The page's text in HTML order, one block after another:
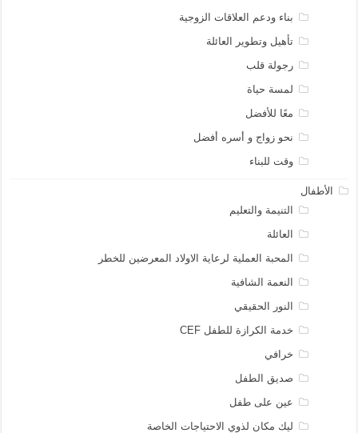
بناء ودعم العلاقات الزوجية
تأهيل وتطوير العائلة
رجولة قلب
لمسة حياة
معًا للأفضل
نحو زواج و أسره أفضل
وقت للبناء
الأطفال
التنيمة والتعليم
العائلة
المحبة العملية لرعاية الاولاد المعرضين للخطر
النعمة الشافية
النور الحقيقي
خدمة الكرازة للطفل CEF
خرافي
صديق الطفل
عين على طفل
ليك مكان لذوي الاحتياجات الخاصة